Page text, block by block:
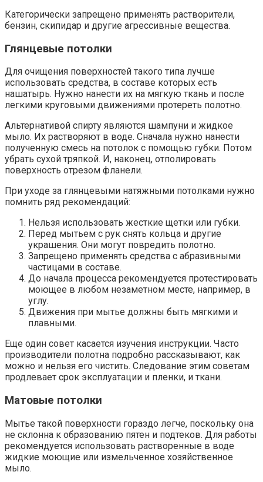
Категорически запрещено применять растворители,
бензин, скипидар и другие агрессивные вещества.
Глянцевые потолки
Для очищения поверхностей такого типа лучше
использовать средства, в составе которых есть
нашатырь. Нужно нанести их на мягкую ткань и после
легкими круговыми движениями протереть полотно.
Альтернативой спирту являются шампуни и жидкое
мыло. Их растворяют в воде. Сначала нужно нанести
полученную смесь на потолок с помощью губки. Потом
убрать сухой тряпкой. И, наконец, отполировать
поверхность отрезом фланели.
При уходе за глянцевыми натяжными потолками нужно
помнить ряд рекомендаций:
Нельзя использовать жесткие щетки или губки.
Перед мытьем с рук снять кольца и другие
украшения. Они могут повредить полотно.
Запрещено применять средства с абразивными
частицами в составе.
До начала процесса рекомендуется протестировать
моющее в любом незаметном месте, например, в
углу.
Движения при мытье должны быть мягкими и
плавными.
Еще один совет касается изучения инструкции. Часто
производители полотна подробно рассказывают, как
можно и нельзя его чистить. Следование этим советам
продлевает срок эксплуатации и пленки, и ткани.
Матовые потолки
Мытье такой поверхности гораздо легче, поскольку она
не склонна к образованию пятен и подтеков. Для работы
рекомендуется использовать растворенные в воде
жидкие моющие или измельченное хозяйственное
мыло.